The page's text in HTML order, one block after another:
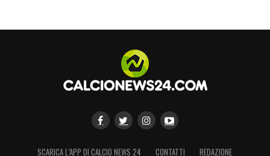
SCARICA L’APP DI CALCIO NEWS 24 CONTATTI REDAZIONE